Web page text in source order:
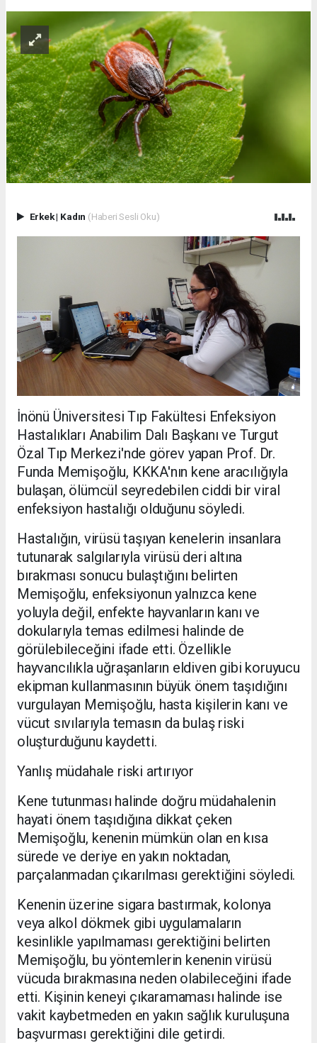
Erkek| Kadın (Haberi Sesli Oku)
İnönü Üniversitesi Tıp Fakültesi Enfeksiyon
Hastalıkları Anabilim Dalı Başkanı ve Turgut
Özal Tıp Merkezi'nde görev yapan Prof. Dr.
Funda Memişoğlu, KKKA'nın kene aracılığıyla
bulaşan, ölümcül seyredebilen ciddi bir viral
enfeksiyon hastalığı olduğunu söyledi.
Hastalığın, virüsü taşıyan kenelerin insanlara
tutunarak salgılarıyla virüsü deri altına
bırakması sonucu bulaştığını belirten
Memişoğlu, enfeksiyonun yalnızca kene
yoluyla değil, enfekte hayvanların kanı ve
dokularıyla temas edilmesi halinde de
görülebileceğini ifade etti. Özellikle
hayvancılıkla uğraşanların eldiven gibi koruyucu
ekipman kullanmasının büyük önem taşıdığını
vurgulayan Memişoğlu, hasta kişilerin kanı ve
vücut sıvılarıyla temasın da bulaş riski
oluşturduğunu kaydetti.
Yanlış müdahale riski artırıyor
Kene tutunması halinde doğru müdahalenin
hayati önem taşıdığına dikkat çeken
Memişoğlu, kenenin mümkün olan en kısa
sürede ve deriye en yakın noktadan,
parçalanmadan çıkarılması gerektiğini söyledi.
Kenenin üzerine sigara bastırmak, kolonya
veya alkol dökmek gibi uygulamaların
kesinlikle yapılmaması gerektiğini belirten
Memişoğlu, bu yöntemlerin kenenin virüsü
vücuda bırakmasına neden olabileceğini ifade
etti. Kişinin keneyi çıkaramaması halinde ise
vakit kaybetmeden en yakın sağlık kuruluşuna
başvurması gerektiğini dile getirdi.